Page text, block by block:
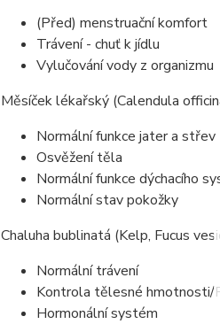
(Před) menstruační komfort
Trávení - chuť k jídlu
Vylučování vody z organizmu
Měsíček lékařský (Calendula
Normální funkce jater a střev
Osvěžení těla
Normální funkce dýchacího
Normální stav pokožky
Chaluha bublinatá (Kelp, Fucus
Normální trávení
Kontrola tělesné
Hormonální systém